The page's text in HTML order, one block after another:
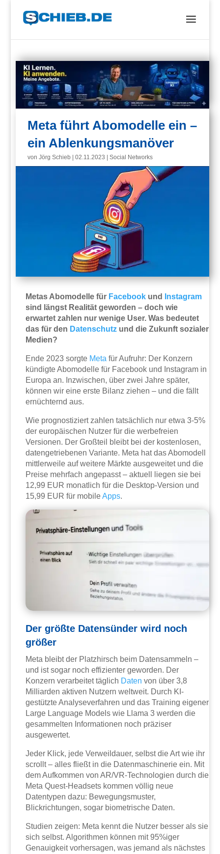
Meta führt Abomodelle ein –
ein Ablenkungsmanöver
vonJörg Schieb |02.11.2023 |Social Networks
Metas Abomodelle für Facebook und
Instagram
sind längst Realität geworden – doch wie
erwartet zahlen nur wenige User. Was bedeutet
das für den Datenschutz und die Zukunft sozialer
Medien?
Ende 2023 sorgte Meta für Aufruhr: Der Konzern
kündigte Abomodelle für Facebook und Instagram in
Europa an. Inzwischen, über zwei Jahre später,
können wir eine erste Bilanz ziehen – und die fällt
ernüchternd aus.
Wie prognostiziert zahlen tatsächlich nur etwa 3-5%
der europäischen Nutzer für die werbefreien
Versionen. Der Großteil bleibt bei der kostenlosen,
datengetriebenen Variante. Meta hat das Abomodell
mittlerweile auf weitere Märkte ausgeweitet und die
Preise mehrfach angepasst – aktuell liegen sie bei
12,99 EUR monatlich für die Desktop-Version und
15,99 EUR für mobileApps.
Der größte Datensünder wird noch
größer
Meta bleibt der Platzhirsch beim Datensammeln –
und ist sogar noch effizienter geworden. Der
Konzern verarbeitet täglich Daten von über 3,8
Milliarden aktiven Nutzern weltweit. Durch KI-
gestützte Analyseverfahren und das Training eigener
Large Language Models wie Llama 3 werden die
gesammelten Informationen noch präziser
ausgewertet.
Jeder Klick, jede Verweildauer, selbst die Art wie ihr
scrollt – alles fließt in die Datenmaschinerie ein. Mit
dem Aufkommen von AR/VR-Technologien durch die
Meta Quest-Headsets kommen völlig neue
Datentypen dazu: Bewegungsmuster,
Blickrichtungen, sogar biometrische Daten.
Studien zeigen: Meta kennt die Nutzer besser als sie
sich selbst. Algorithmen können mit 95%iger
Genauigkeit vorhersagen, was jemand als nächstes